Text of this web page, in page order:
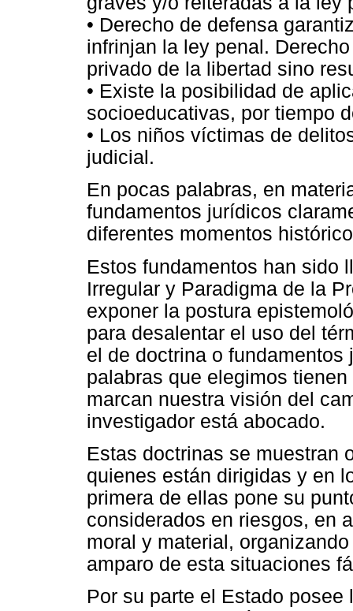
• Derecho de defensa
infrinjan la ley penal.
privado de la libertad sino
• Existe la posibilidad de
socioeducativas, por tiempo
• Los niños víctimas de
judicial.
En pocas palabras, en
fundamentos jurídicos
diferentes momentos
Estos fundamentos han sido
Irregular y Paradigma de la
exponer la postura
para desalentar el uso del
el de doctrina o
palabras que elegimos
marcan nuestra visión del
investigador está abocado.
Estas doctrinas se muestran
quienes están dirigidas y en
primera de ellas pone su
considerados en riesgos, en
moral y material,
amparo de esta situaciones
Por su parte el Estado